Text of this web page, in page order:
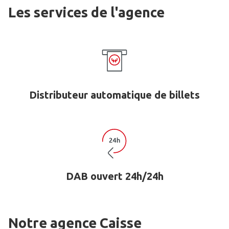
Les services de l'agence
Distributeur automatique de billets
DAB ouvert 24h/24h
Notre agence Caisse